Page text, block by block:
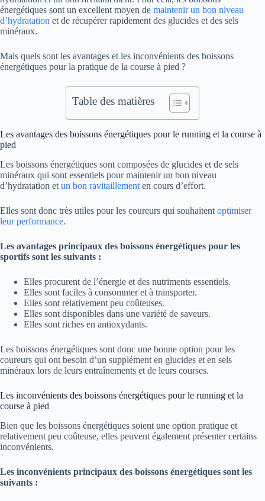
énergétiques sont un excellent moyen de maintenir un bon niveau
d’hydratation et de récupérer rapidement des glucides et des sels
minéraux.
Mais quels sont les avantages et les inconvénients des boissons
énergétiques pour la pratique de la course à pied ?
Table des matières
Les avantages des boissons énergétiques pour le running et la course à
pied
Les boissons énergétiques sont composées de glucides et de sels
minéraux qui sont essentiels pour maintenir un bon niveau
d’hydratation et un bon ravitaillement en cours d’effort.
Elles sont donc très utiles pour les coureurs qui souhaitent optimiser
leur performance.
Les avantages principaux des boissons énergétiques pour les
sportifs sont les suivants :
Elles procurent de l’énergie et des nutriments essentiels.
Elles sont faciles à consommer et à transporter.
Elles sont relativement peu coûteuses.
Elles sont disponibles dans une variété de saveurs.
Elles sont riches en antioxydants.
Les boissons énergétiques sont donc une bonne option pour les
coureurs qui ont besoin d’un supplément en glucides et en sels
minéraux lors de leurs entraînements et de leurs courses.
Les inconvénients des boissons énergétiques pour le running et la
course à pied
Bien que les boissons énergétiques soient une option pratique et
relativement peu coûteuse, elles peuvent également présenter certains
inconvénients.
Les inconvénients principaux des boissons énergétiques sont les
suivants :